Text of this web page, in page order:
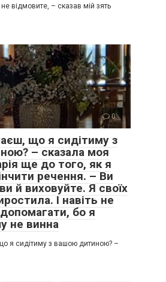
відмовите, – сказав мій зять
0
що я сидітиму з
– сказала моя
ще до того, як я
речення. – Ви
й виховуйте. Я своїх
І навіть не
бо я
не винна
я сидітиму з вашою дитиною? –